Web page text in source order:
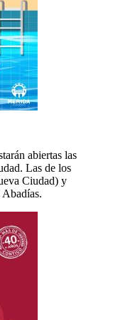
abiertas las
Las de los
Ciudad) y